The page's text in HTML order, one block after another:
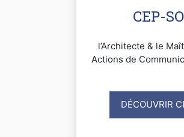
CEP-
l’Architecte & le
Actions de
DÉCOUVRIR